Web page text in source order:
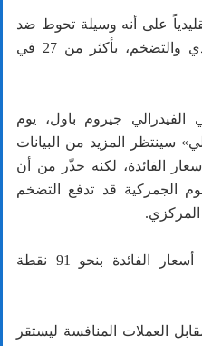
على أنه وسيلة تحوط ضد
عدم اليقين السياسي والاقتصادي والتضخم، بأكثر من 27 في
جيروم باول، يوم
سينتظر المزيد من البيانات
الفائدة، لكنه حذّر من أن
الجمركية قد تدفع التضخم
المركزي.
ويتوقع المتداولون حالياً خفض أسعار الفائدة بنحو 91 نقطة
العملات المنافسة ليستقر